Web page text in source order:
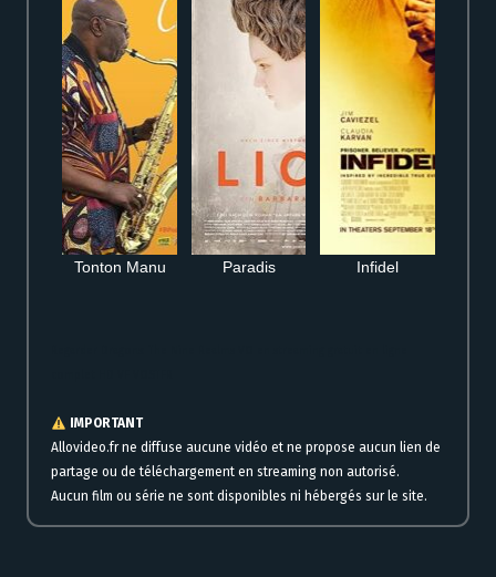
Tonton Manu Paradis Infidel
IMPORTANT
Allovideo.fr ne diffuse aucune vidéo et ne propose aucun lien de
partage ou de téléchargement en streaming non autorisé.
Aucun film ou série ne sont disponibles ni hébergés sur le site.